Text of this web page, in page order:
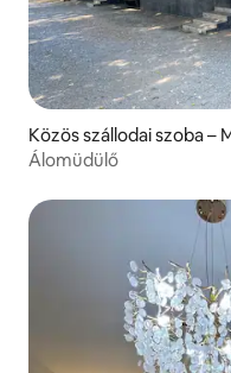
Közös szállodai szoba –
Álomüdülő